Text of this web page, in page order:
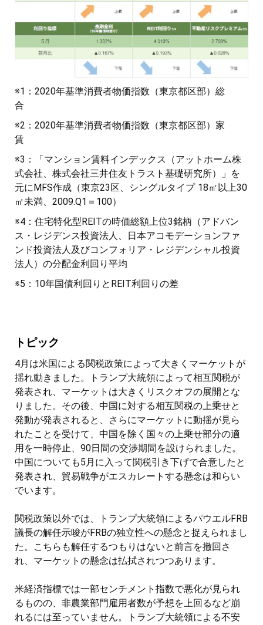
※1：2020年基準消費者物価指数（東京都区部）総
合
※2：2020年基準消費者物価指数（東京都区部）家
賃
※3：「マンション賃料インデックス（アットホーム株
式会社、株式会社三井住友トラスト基礎研究所）」を
元にMFS作成（東京23区、シングルタイプ 18㎡以上30
㎡未満、2009.Q1＝100）
※4：住宅特化型REITの時価総額上位3銘柄（アドバン
ス・レジデンス投資法人、日本アコモデーションファ
ンド投資法人及びコンフォリア・レジデンシャル投資
法人）の分配金利回り平均
※5：10年国債利回りとREIT利回りの差
トピック
4月は米国による関税政策によって大きくマーケットが
揺れ動きました。トランプ大統領によって相互関税が
発表され、マーケットは大きくリスクオフの展開とな
りました。その後、中国に対する相互関税の上乗せと
発動が発表されると、さらにマーケットに動揺が見ら
れたことを受けて、中国を除く国々の上乗せ部分の適
用を一時停止、90日間の交渉期間を設けられました。
中国についても5月に入って関税引き下げで合意したと
発表され、貿易戦争がエスカレートする懸念は和らい
でいます。
関税政策以外では、トランプ大統領によるパウエルFRB
議長の解任示唆がFRBの独立性への懸念と捉えられまし
た。こちらも解任するつもりはないと前言を撤回さ
れ、マーケットの懸念は払拭されつつあります。
米経済指標では一部センチメント指数で悪化が見られ
るものの、非農業部門雇用者数が予想を上回るなど崩
れるには至っていません。トランプ大統領による不安